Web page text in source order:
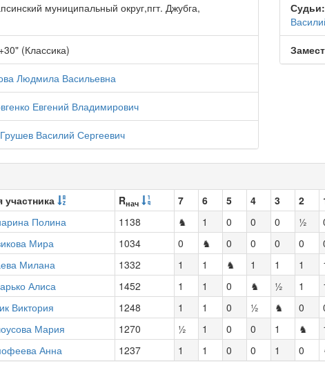
муниципальный округ,пгт. Джубга,
(Классика)
Людмила Васильевна
Евгений Владимирович
Грушев Василий Сергеевич
Судьи:
участника Rнач 7 6 5 4 3 2
Полина 1138 ♞ 1 0 0 0 ½
Мира 1034 0 ♞ 0 0 0 0
Милана 1332 1 1 ♞ 1 1 1
Алиса 1452 1 1 0 ♞ ½ 1
Виктория 1248 1 1 0 ½ ♞ 0
Мария 1270 ½ 1 0 0 1 ♞
Анна 1237 1 1 0 0 1 0